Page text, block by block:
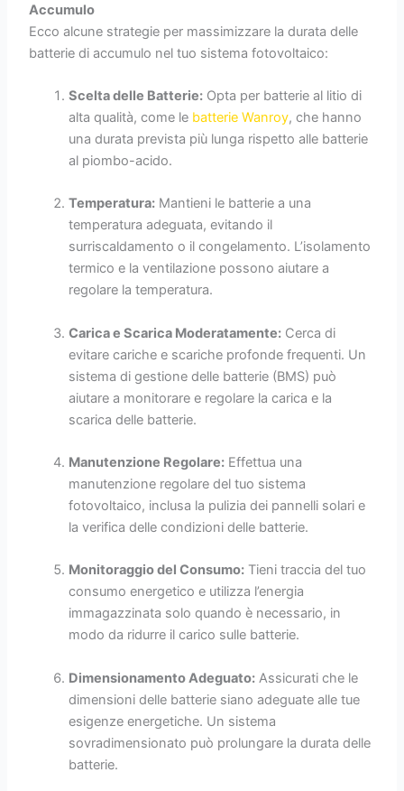
Accumulo
Ecco alcune strategie per massimizzare la durata delle
batterie di accumulo nel tuo sistema fotovoltaico:
Scelta delle Batterie: Opta per batterie al litio di
alta qualità, come le batterie Wanroy, che hanno
una durata prevista più lunga rispetto alle batterie
al piombo-acido.
Temperatura: Mantieni le batterie a una
temperatura adeguata, evitando il
surriscaldamento o il congelamento. L’isolamento
termico e la ventilazione possono aiutare a
regolare la temperatura.
Carica e Scarica Moderatamente: Cerca di
evitare cariche e scariche profonde frequenti. Un
sistema di gestione delle batterie (BMS) può
aiutare a monitorare e regolare la carica e la
scarica delle batterie.
Manutenzione Regolare: Effettua una
manutenzione regolare del tuo sistema
fotovoltaico, inclusa la pulizia dei pannelli solari e
la verifica delle condizioni delle batterie.
Monitoraggio del Consumo: Tieni traccia del tuo
consumo energetico e utilizza l’energia
immagazzinata solo quando è necessario, in
modo da ridurre il carico sulle batterie.
Dimensionamento Adeguato: Assicurati che le
dimensioni delle batterie siano adeguate alle tue
esigenze energetiche. Un sistema
sovradimensionato può prolungare la durata delle
batterie.